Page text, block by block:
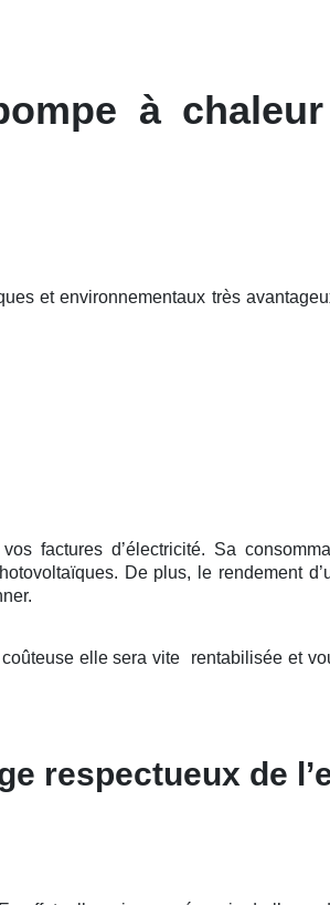
à
et environnementaux très
factures d’électricité. Sa
De plus, le rendement
elle sera vite rentabilisée et
respectueux de